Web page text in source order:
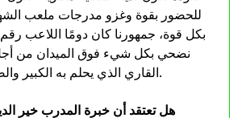
للحضور بقوة وغزو مدرجات ملعب
نضحي بكل شيء فوق الميدان من
القاري الذي يحلم به الكبير والصغير في قسنطينة.
هل تعتقد أن خبرة المدرب خير